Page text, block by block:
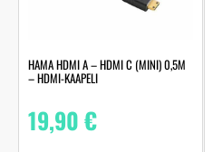
HAMA HDMI A – HDMI C (MINI) 0,5M
– HDMI-KAAPELI
19,90€